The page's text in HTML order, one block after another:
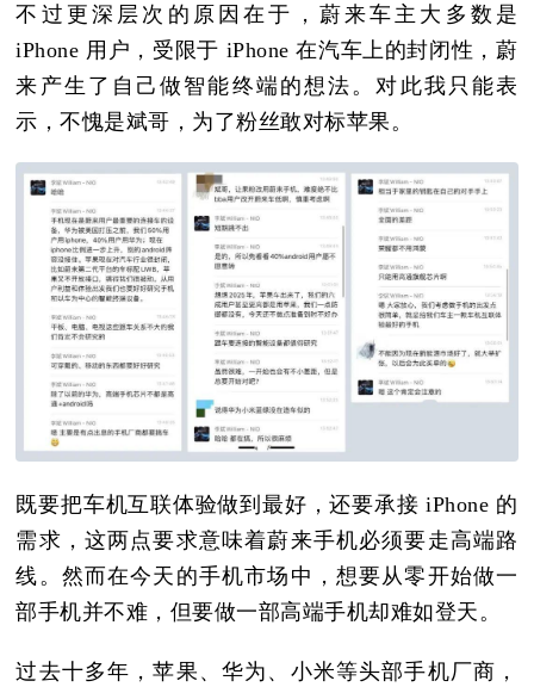
不过更深层次的原因在于，蔚来车主大多数是
iPhone 用户，受限于 iPhone 在汽车上的封闭性，蔚
来产生了自己做智能终端的想法。对此我只能表
示，不愧是斌哥，为了粉丝敢对标苹果。
既要把车机互联体验做到最好，还要承接 iPhone 的
需求，这两点要求意味着蔚来手机必须要走高端路
线。然而在今天的手机市场中，想要从零开始做一
部手机并不难，但要做一部高端手机却难如登天。
过去十多年，苹果、华为、小米等头部手机厂商，